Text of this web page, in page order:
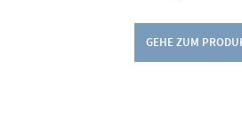
GEHE ZUM